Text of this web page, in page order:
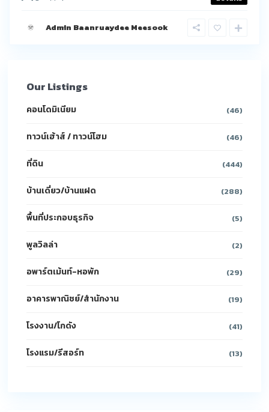
Admin Baanruaydee Meesook
Our Listings
คอนโดมิเนียม (46)
ทาวน์เฮ้าส์ / ทาวน์โฮม (46)
ที่ดิน (444)
บ้านเดี่ยว/บ้านแฝด (288)
พื้นที่ประกอบธุรกิจ (5)
พูลวิลล่า (2)
อพาร์ตเม้นท์-หอพัก (29)
อาคารพาณิชย์/สำนักงาน (19)
โรงงาน/โกดัง (41)
โรงแรม/รีสอร์ท (13)